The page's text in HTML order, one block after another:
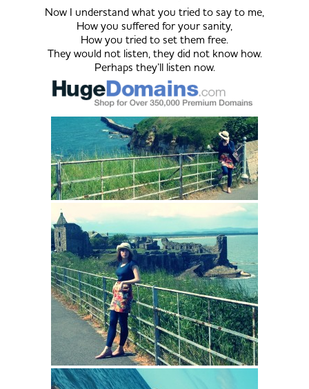
Now I understand what you tried to say to me,
How you suffered for your sanity,
How you tried to set them free.
They would not listen, they did not know how.
Perhaps they’ll listen now.